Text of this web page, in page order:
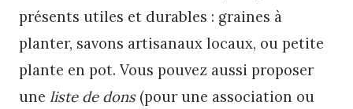
présents utiles et durables : graines à
planter, savons artisanaux locaux, ou petite
plante en pot. Vous pouvez aussi proposer
une liste de dons(pour une association ou